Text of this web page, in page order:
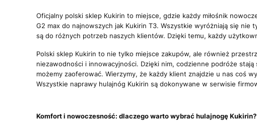
Oficjalny polski sklep Kukirin to miejsce, gdzie każdy miłośnik
G2 max do najnowszych jak Kukirin T3. Wszystkie wyróżniają się
są do różnych potrzeb naszych klientów. Dzięki temu, każdy
Polski sklep Kukirin to nie tylko miejsce zakupów, ale również
niezawodności i innowacyjności. Dzięki nim, codzienne podróże
możemy zaoferować. Wierzymy, że każdy klient znajdzie u nas coś
Wszystkie naprawy hulajnóg Kukirin są dokonywane w serwisie
Komfort i nowoczesność: dlaczego warto wybrać hulajnogę Kukirin?